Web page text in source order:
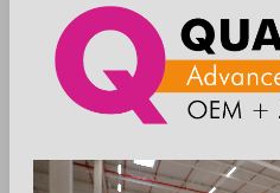
angezeigt
Add to wishlist
Farbe: schwarz
Länge: 170mm
Peripherie-Arme